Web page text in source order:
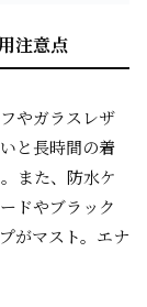
注意点
やガラスレザ
と長時間の着
また、防水ケ
ドやブラック
がマスト。エナ